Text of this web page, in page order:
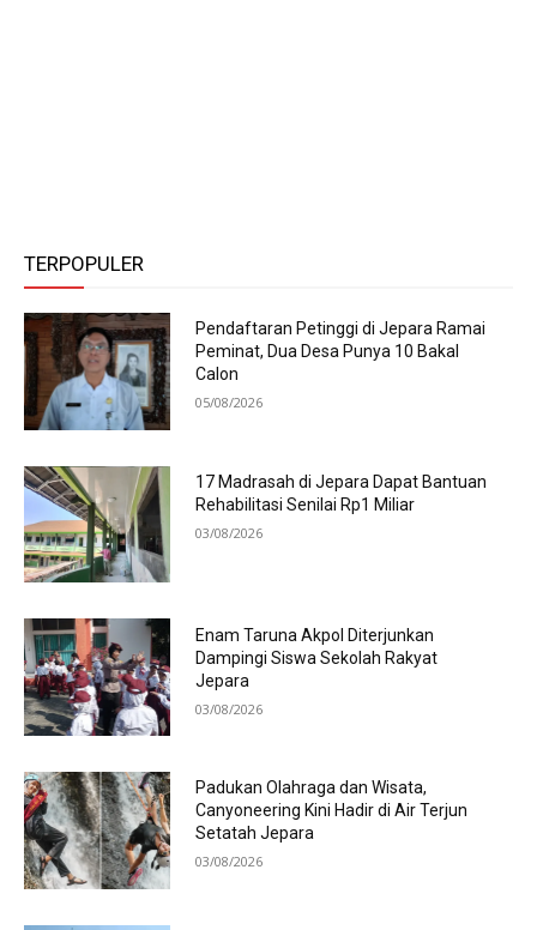
TERPOPULER
Pendaftaran Petinggi di Jepara Ramai
Peminat, Dua Desa Punya 10 Bakal
Calon
05/08/2026
17 Madrasah di Jepara Dapat Bantuan
Rehabilitasi Senilai Rp1 Miliar
03/08/2026
Enam Taruna Akpol Diterjunkan
Dampingi Siswa Sekolah Rakyat
Jepara
03/08/2026
Padukan Olahraga dan Wisata,
Canyoneering Kini Hadir di Air Terjun
Setatah Jepara
03/08/2026